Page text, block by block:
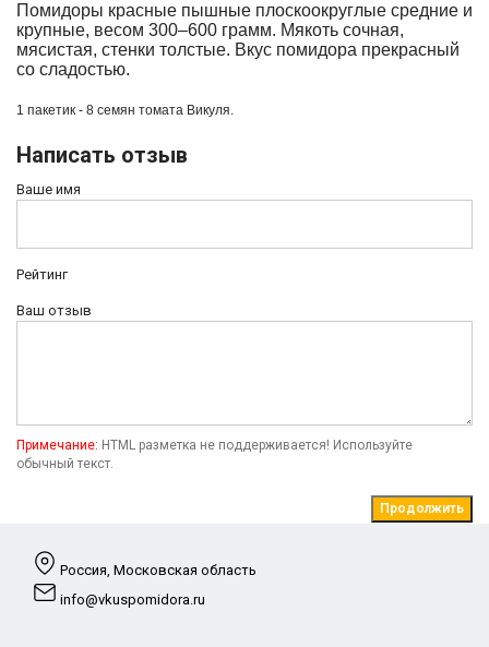
Помидоры красные пышные плоскоокруглые средние и
крупные, весом 300–600 грамм. Мякоть сочная,
мясистая, стенки толстые. Вкус помидора прекрасный
со сладостью.
1 пакетик - 8 семян томата Викуля.
Написать отзыв
Ваше имя
Рейтинг
Ваш отзыв
Примечание: HTML разметка не поддерживается! Используйте
обычный текст.
Продолжить
Россия, Московская область
info@vkuspomidora.ru